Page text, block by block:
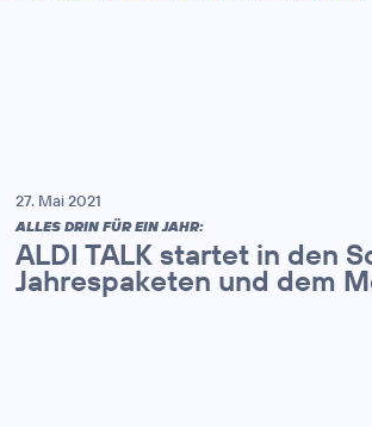
27. Mai 2021
ALLES DRIN FÜR EIN JAHR:
ALDI TALK startet in den
Jahrespaketen und dem